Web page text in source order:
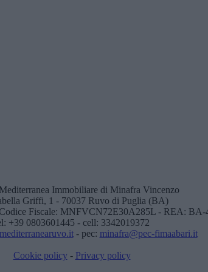
Immobiliare di Minafra Vincenzo
Griffi, 1 - 70037 Ruvo di Puglia (BA)
Fiscale: MNFVCN72E30A285L - REA: BA-
+39 0803601445 - cell: 3342019372
- pec: minafra@pec-fimaabari.it
Cookie policy- Privacy policy